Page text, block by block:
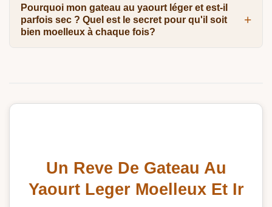
Pourquoi mon gateau au yaourt léger et est-il
parfois sec ? Quel est le secret pour qu'il soit
bien moelleux à chaque fois?
Un Reve De Gateau Au
Yaourt Leger Moelleux Et Ir